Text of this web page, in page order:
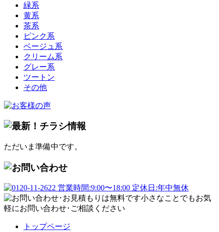
緑系
黄系
茶系
ピンク系
ベージュ系
クリーム系
グレー系
ツートン
その他
ただいま準備中です。
トップページ